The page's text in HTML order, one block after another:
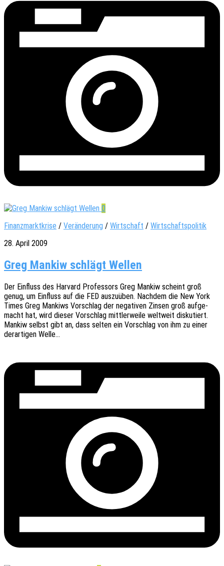
0
Finanzmarktkrise / Veränderung / Wirtschaft / Wirtschaftspolitik
28. April 2009
Greg Mankiw schlägt Wellen
Der Einfluss des Harvard Profes­sors Greg Mankiw scheint groß
genug, um Einfluss auf die FED auszu­üben. Nach­dem die New York
Times Greg Mankiws Vorschlag der nega­ti­ven Zinsen groß aufge­
macht hat, wird dieser Vorschlag mitt­ler­wei­le welt­weit disku­tiert.
Mankiw selbst gibt an, dass selten ein Vorschlag von ihm zu einer
derar­ti­gen Welle…